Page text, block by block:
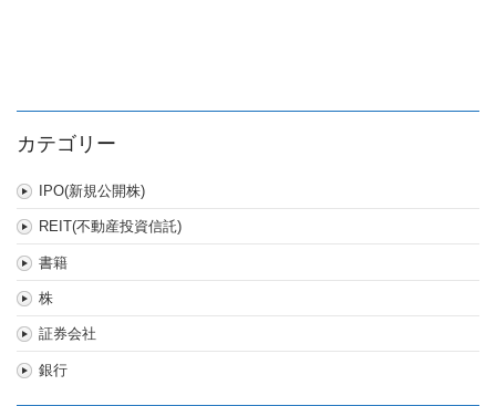
カテゴリー
IPO(新規公開株)
REIT(不動産投資信託)
書籍
株
証券会社
銀行